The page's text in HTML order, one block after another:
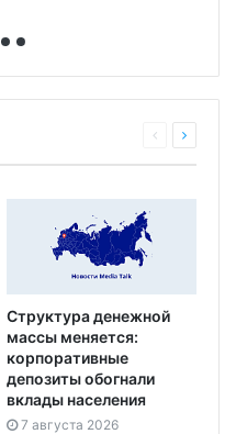
Структура денежной
массы меняется:
корпоративные
депозиты обогнали
вклады населения
7 августа 2026